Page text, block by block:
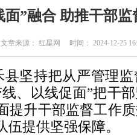
面”融合 助推干部
文章来源： 红星网 时间： 2024-12-25
县坚持把从严管理
、以线促面”把干
提升干部监督工作
提供坚强保障。